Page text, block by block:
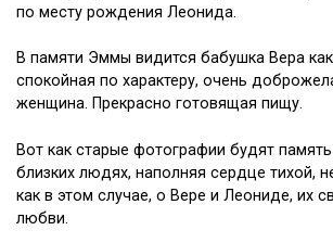
по месту рождения Леонида.
В памяти Эммы видится бабушка Вера как
спокойная по характеру, очень
женщина. Прекрасно готовящая пищу.
Вот как старые фотографии будят
близких людях, наполняя сердце тихой,
как в этом случае, о Вере и Леониде, их
любви.